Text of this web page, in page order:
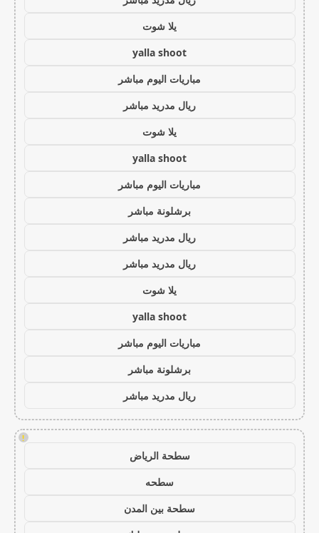
يلا شوت
yalla shoot
مباريات اليوم مباشر
ريال مدريد مباشر
يلا شوت
yalla shoot
مباريات اليوم مباشر
برشلونة مباشر
ريال مدريد مباشر
ريال مدريد مباشر
يلا شوت
yalla shoot
مباريات اليوم مباشر
برشلونة مباشر
ريال مدريد مباشر
!
سطحة الرياض
سطحه
سطحة بين المدن